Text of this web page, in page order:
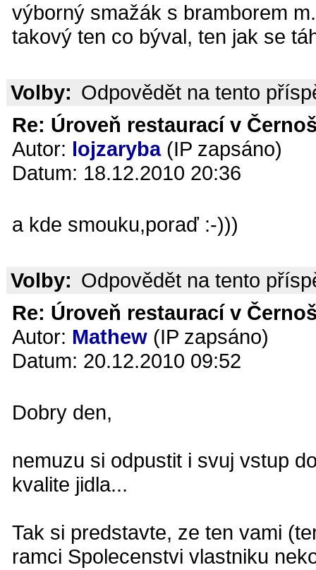
výborný smažák s bramborem
takový ten co býval, ten jak se
Volby: Odpovědět na tento
Re: Úroveň restaurací v
Autor: lojzaryba(IP zapsáno)
Datum: 18.12.2010 20:36
a kde smouku,poraď :-)))
Volby: Odpovědět na tento
Re: Úroveň restaurací v
Autor: Mathew (IP zapsáno)
Datum: 20.12.2010 09:52
Dobry den,
nemuzu si odpustit i svuj vstup
kvalite jidla...
Tak si predstavte, ze ten vami
ramci Spolecenstvi vlastniku